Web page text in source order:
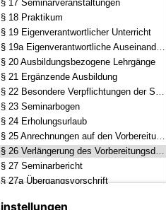
§ 17 Seminarveranstaltungen
§ 18 Praktikum
§ 19 Eigenverantwortlicher Unterricht
§ 19a Eigenverantwortliche Auseinandersetzung mit Ausbildungsinhalten
§ 20 Ausbildungsbezogene Lehrgänge
§ 21 Ergänzende Ausbildung
§ 22 Besondere Verpflichtungen der Studienreferendare
§ 23 Seminarbogen
§ 24 Erholungsurlaub
§ 25 Anrechnungen auf den Vorbereitungsdienst
§ 26 Verlängerung des Vorbereitungsdienstes, Wiederholung einzelner Ausbildungsabschnitte
§ 27 Seminarbericht
§ 27a Übergangsvorschrift